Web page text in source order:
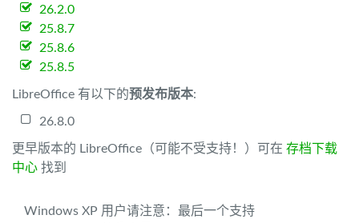
26.2.0
25.8.7
25.8.6
25.8.5
LibreOffice 有以下的预发布版本:
26.8.0
更早版本的 LibreOffice（可能不受支持！）可在 存档下载
中心 找到
Windows XP 用户请注意：最后一个支持